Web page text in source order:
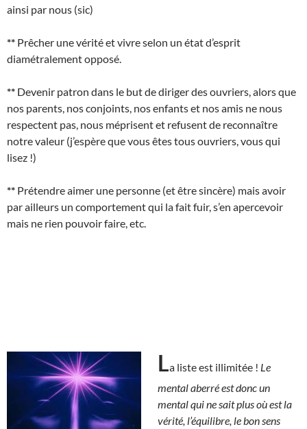
ainsi par nous (sic)
** Prêcher une vérité et vivre selon un état d’esprit
diamétralement opposé.
** Devenir patron dans le but de diriger des ouvriers, alors que
nos parents, nos conjoints, nos enfants et nos amis ne nous
respectent pas, nous méprisent et refusent de reconnaître
notre valeur (j’espère que vous êtes tous ouvriers, vous qui
lisez !)
** Prétendre aimer une personne (et être sincère) mais avoir
par ailleurs un comportement qui la fait fuir, s’en apercevoir
mais ne rien pouvoir faire, etc.
La liste est illimitée ! Le
mental aberré est donc un
mental qui ne sait plus où est la
vérité, l’équilibre, le bon sens